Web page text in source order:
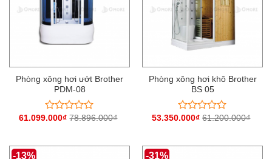
Phòng xông hơi ướt Brother
PDM-08
Được
0
61.099.000₫ 78.896.000₫
Phòng xông hơi khô Brother
BS 05
Được
0
53.350.000₫ 61.200.000₫
-13% -31%